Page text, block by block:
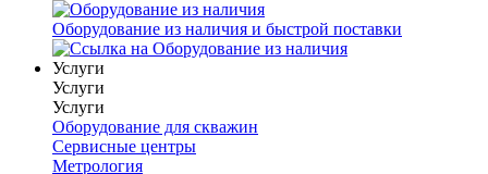
Оборудование из наличия и быстрой поставки
Услуги
Услуги
Услуги
Оборудование для скважин
Сервисные центры
Метрология